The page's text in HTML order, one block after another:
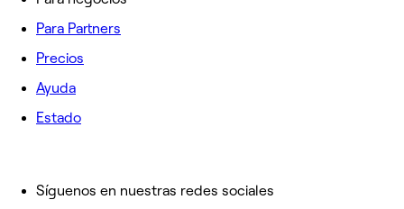
Para Partners
Precios
Ayuda
Estado
Síguenos en nuestras redes sociales